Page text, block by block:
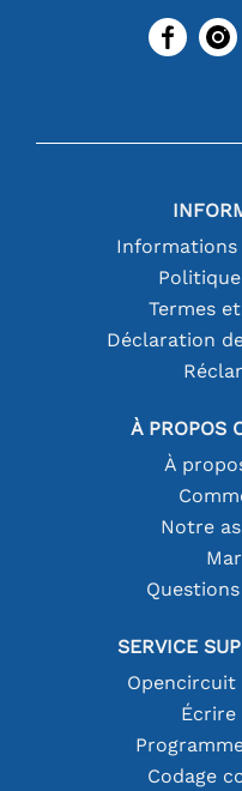
Informations
Termes
Déclaration
À PROPOS
À
Notre
SERVICE
Opencircuit
Écrire
Codage